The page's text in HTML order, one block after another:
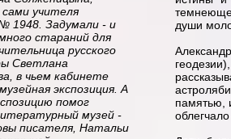
учителя
1948. Задумали - и
стараний для
русского
Светлана
в чьем кабинете
экспозиция. А
помог
музей -
писателя, Натальи
души
памятью,